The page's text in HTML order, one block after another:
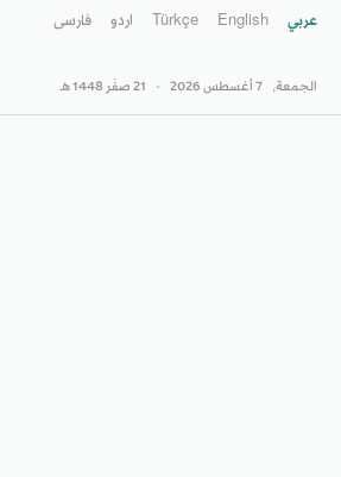
عربي English
Türkçe اردو فارسى
الجمعة, 7 أغسطس 2026 - 21 صفَر 1448 هـ